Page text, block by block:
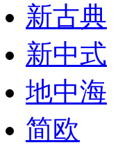
新古典
新中式
地中海
简欧